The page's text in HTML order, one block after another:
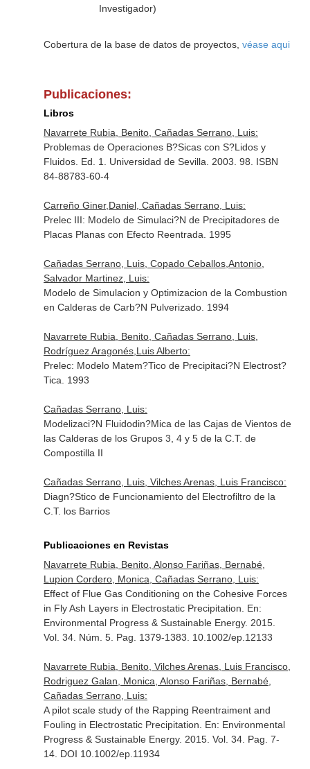
Investigador)
Cobertura de la base de datos de proyectos, véase aqui
Publicaciones:
Libros
Navarrete Rubia, Benito, Cañadas Serrano, Luis:
Problemas de Operaciones B?Sicas con S?Lidos y
Fluidos. Ed. 1. Universidad de Sevilla. 2003. 98. ISBN
84-88783-60-4
Carreño Giner,Daniel, Cañadas Serrano, Luis:
Prelec III: Modelo de Simulaci?N de Precipitadores de
Placas Planas con Efecto Reentrada. 1995
Cañadas Serrano, Luis, Copado Ceballos,Antonio,
Salvador Martinez, Luis:
Modelo de Simulacion y Optimizacion de la Combustion
en Calderas de Carb?N Pulverizado. 1994
Navarrete Rubia, Benito, Cañadas Serrano, Luis,
Rodríguez Aragonés,Luis Alberto:
Prelec: Modelo Matem?Tico de Precipitaci?N Electrost?
Tica. 1993
Cañadas Serrano, Luis:
Modelizaci?N Fluidodin?Mica de las Cajas de Vientos de
las Calderas de los Grupos 3, 4 y 5 de la C.T. de
Compostilla II
Cañadas Serrano, Luis, Vilches Arenas, Luis Francisco:
Diagn?Stico de Funcionamiento del Electrofiltro de la
C.T. los Barrios
Publicaciones en Revistas
Navarrete Rubia, Benito, Alonso Fariñas, Bernabé,
Lupion Cordero, Monica, Cañadas Serrano, Luis:
Effect of Flue Gas Conditioning on the Cohesive Forces
in Fly Ash Layers in Electrostatic Precipitation. En:
Environmental Progress & Sustainable Energy. 2015.
Vol. 34. Núm. 5. Pag. 1379-1383. 10.1002/ep.12133
Navarrete Rubia, Benito, Vilches Arenas, Luis Francisco,
Rodriguez Galan, Monica, Alonso Fariñas, Bernabé,
Cañadas Serrano, Luis:
A pilot scale study of the Rapping Reentraiment and
Fouling in Electrostatic Precipitation. En: Environmental
Progress & Sustainable Energy. 2015. Vol. 34. Pag. 7-
14. DOI 10.1002/ep.11934